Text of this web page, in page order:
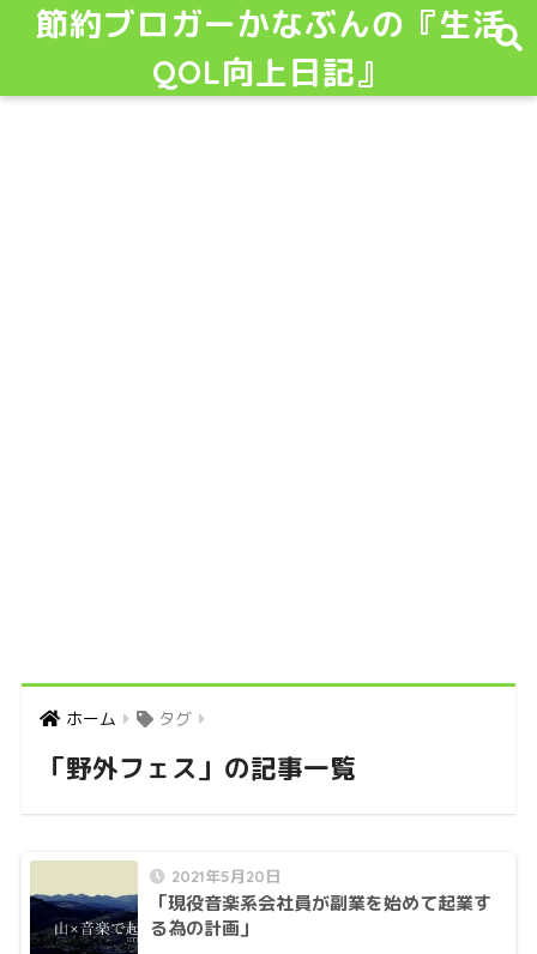
節約ブロガーかなぶんの『生活
QOL向上日記』
ホーム タグ
「野外フェス」の記事一覧
2021年5月20日
「現役音楽系会社員が副業を始めて起業す
る為の計画」